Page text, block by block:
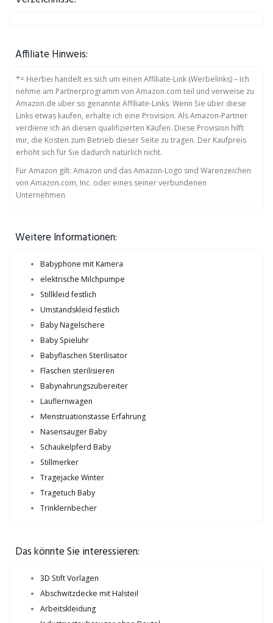
Affiliate Hinweis:
*= Hierbei handelt es sich um einen Affiliate-Link (Werbelinks) – Ich
nehme am Partnerprogramm von Amazon.com teil und verweise zu
Amazon.de über so genannte Affiliate-Links. Wenn Sie über diese
Links etwas kaufen, erhalte ich eine Provision. Als Amazon-Partner
verdiene ich an diesen qualifizierten Käufen. Diese Provision hilft
mir, die Kosten zum Betrieb dieser Seite zu tragen. Der Kaufpreis
erhöht sich für Sie dadurch natürlich nicht.
Für Amazon gilt: Amazon und das Amazon-Logo sind Warenzeichen
von Amazon.com, Inc. oder eines seiner verbundenen
Unternehmen.
Weitere Informationen:
Babyphone mit Kamera
elektrische Milchpumpe
Stillkleid festlich
Umstandskleid festlich
Baby Nagelschere
Baby Spieluhr
Babyflaschen Sterilisator
Flaschen sterilisieren
Babynahrungszubereiter
Lauflernwagen
Menstruationstasse Erfahrung
Nasensauger Baby
Schaukelpferd Baby
Stillmerker
Tragejacke Winter
Tragetuch Baby
Trinklernbecher
Das könnte Sie interessieren:
3D Stift Vorlagen
Abschwitzdecke mit Halsteil
Arbeitskleidung